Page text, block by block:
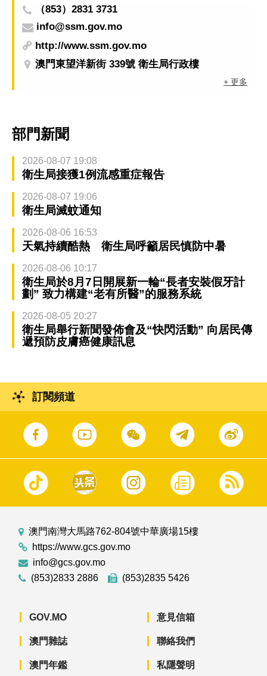
（853）2831 3731
info@ssm.gov.mo
http://www.ssm.gov.mo
澳門東望洋新街 339號 衛生局行政樓
+ 更多
部門新聞
2026-08-07 19:08
衛生局接獲1例流感重症報告
2026-08-07 19:06
衛生局滅蚊通知
2026-08-06 16:53
天氣持續酷熱 衛生局呼籲居民慎防中暑
2026-08-06 10:17
衛生局於8月7日開展新一輪“長者安裝假牙計
劃” 致力構建“老有所醫”的服務系統
2026-08-05 20:27
衛生局舉行新聞發佈會及“快閃活動” 向居民傳
遞預防皮膚癌健康訊息
訂閱頻道
澳門南灣大馬路762-804號中華廣場15樓
https://www.gcs.gov.mo
info@gcs.gov.mo
(853)2833 2886
(853)2835 5426
GOV.MO
澳門雜誌
澳門年鑑
意見信箱
聯絡我們
私隱聲明